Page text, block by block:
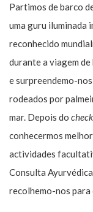
Partimos de barco
uma guru iluminada
reconhecido
durante a viagem
e surpreendemo-
rodeados por
mar. Depois do
conhecermos
actividades
Consulta
recolhemo-nos para